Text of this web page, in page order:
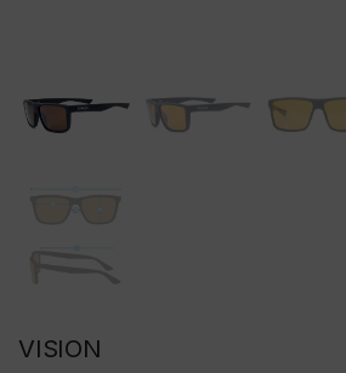
VISION